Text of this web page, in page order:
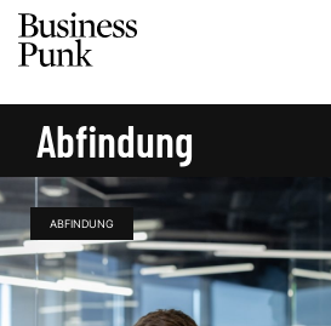
Abfindung
ABFINDUNG